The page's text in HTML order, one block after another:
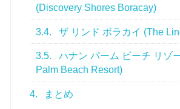
(Discovery Shores Boracay)
3.4. ザ リンド ボラカイ (The
3.5.
ハナン パーム ビーチ リゾ
Palm Beach Resort)
4. まとめ